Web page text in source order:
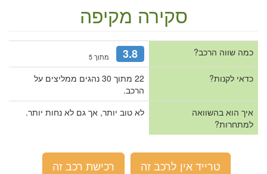
סקירה מקיפה
כמה שווה הרכב? 3.8 מתוך 5
כדאי לקנות?
22 מתוך 30 נהגים ממליצים על
הרכב.
איך הוא בהשוואה
למתחרות?
לא טוב יותר, אך גם לא נחות יותר.
טרייד אין לרכב זה
רכישת רכב זה